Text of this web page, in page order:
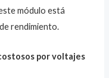
módulo está
rendimiento.
por voltajes